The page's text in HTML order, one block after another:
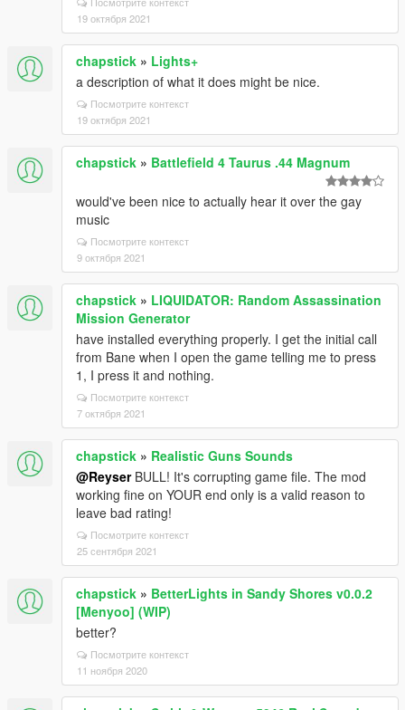
19 октября 2021
chapstick » Lights+
a description of what it does might be nice.
Посмотрите контекст
19 октября 2021
chapstick » Battlefield 4 Taurus .44 Magnum
would've been nice to actually hear it over the gay
music
Посмотрите контекст
9 октября 2021
chapstick » LIQUIDATOR: Random Assassination
Mission Generator
have installed everything properly. I get the initial call
from Bane when I open the game telling me to press
1, I press it and nothing.
Посмотрите контекст
7 октября 2021
chapstick » Realistic Guns Sounds
@ReyserBULL! It's corrupting game file. The mod
working fine on YOUR end only is a valid reason to
leave bad rating!
Посмотрите контекст
25 сентября 2021
chapstick » BetterLights in Sandy Shores v0.0.2
[Menyoo] (WIP)
better?
Посмотрите контекст
11 ноября 2020